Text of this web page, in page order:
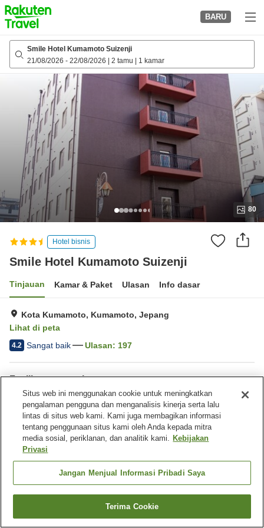
to
top
page
BARU
Smile Hotel Kumamoto Suizenji
21/08/2026 - 22/08/2026 2 tamu 1 kamar
80
Hotel bisnis
Smile Hotel Kumamoto Suizenji
Tinjauan Kamar & Paket Ulasan Info dasar
Kota Kumamoto, Kumamoto, Jepang
Lihat di peta
4.2 Sangat baik Ulasan: 197
Fasilitas properti
Wi-Fi
Lima menit berjalan kaki ke
stasiun
Restoran
Area tertentu bisa merokok
Beranda
Smile Hotel Kumamoto Suizenji
Cari kamar
Situs web ini menggunakan cookie untuk meningkatkan
pengalaman pengguna dan menganalisis kinerja serta lalu
lintas di situs web kami. Kami juga membagikan informasi
tentang penggunaan situs kami oleh Anda kepada mitra
media sosial, periklanan, dan analitik kami. Kebijakan
Privasi
Jangan Menjual Informasi Pribadi Saya
Terima Cookie